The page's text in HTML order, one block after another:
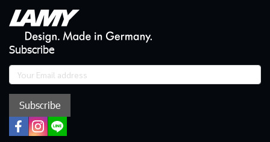
Subscribe
Subscribe